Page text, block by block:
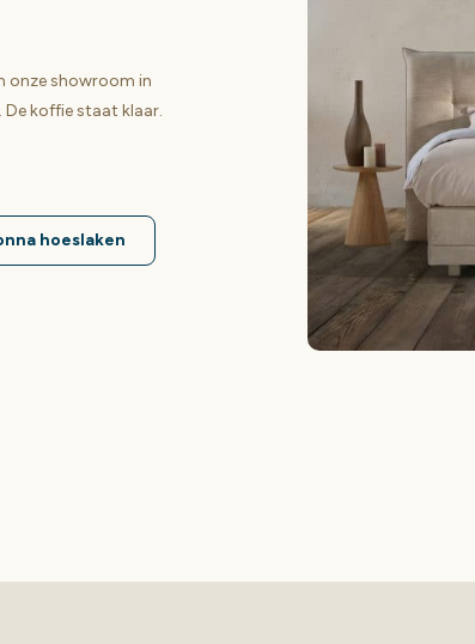
onze showroom in
koffie staat klaar.
hoeslaken